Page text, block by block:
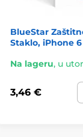
BlueStar
Staklo, iPhone 6
Na lageru, u
3,46 €